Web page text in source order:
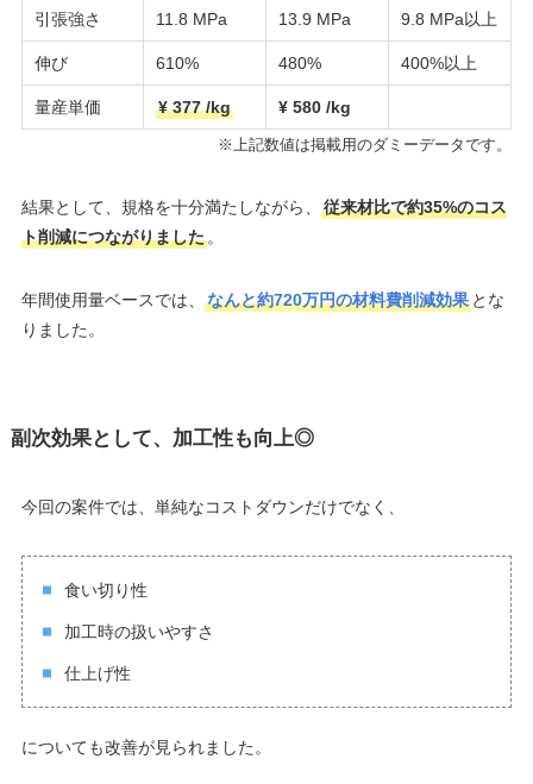
引張強さ 11.8 MPa 13.9 MPa 9.8 MPa以上
伸び 610% 480% 400%以上
量産単価 ¥ 377 /kg ¥ 580 /kg
※上記数値は掲載用のダミーデータです。
結果として、規格を十分満たしながら、
従来材比で約35%のコス
ト削減につながりました。
年間使用量ベースでは、 なんと約720万円の材料費削減効果とな
りました。
副次効果として、加工性も向上◎
今回の案件では、単純なコストダウンだけでなく、
食い切り性
加工時の扱いやすさ
仕上げ性
についても改善が見られました。